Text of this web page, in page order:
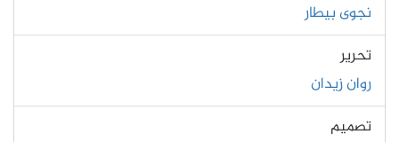
نجوى بيطار
تحرير
روان زيدان
تصميم